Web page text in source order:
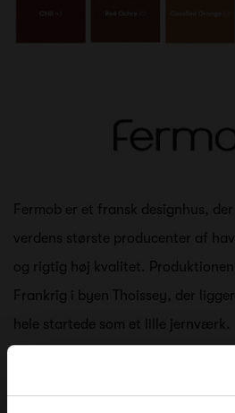
Fermob er et fransk designhus,
verdens største producenter af
og rigtig høj kvalitet.
Frankrig i byen Thoissey, der
hele startede som et lille jernværk.
Fermob handler om kreativitet,